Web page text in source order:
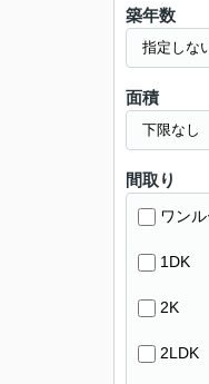
築年数
面積
間取り
ワン
1DK
2K
2LDK